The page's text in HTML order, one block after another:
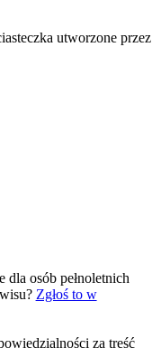
utworzone przez
dla osób pełnoletnich
Zgłoś to w
za treść